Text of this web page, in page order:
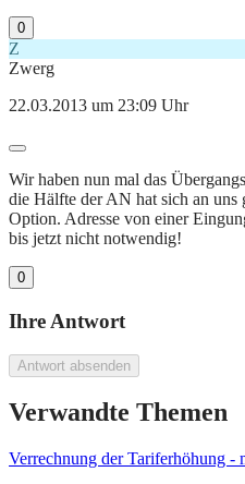
0
Z
Zwerg
22.03.2013 um 23:09 Uhr
Wir haben nun mal das
die Hälfte der AN hat sich an
Option. Adresse von einer
bis jetzt nicht notwendig!
0
Ihre Antwort
Antwort absenden
Verwandte Themen
Verrechnung der Tariferhöhung -